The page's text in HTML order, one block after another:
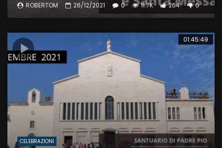
ROBERTOM 26/12/2021 0 11.7K 264 0
01:45:49
CELEBRAZIONI